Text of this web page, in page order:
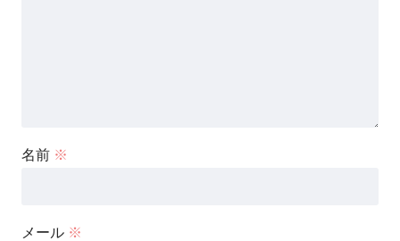
名前 ※
メール ※